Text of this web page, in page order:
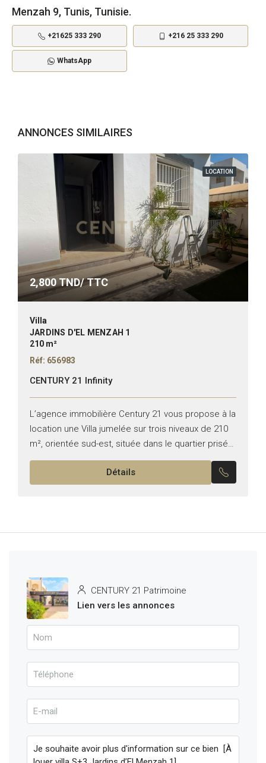
Menzah 9, Tunis, Tunisie.
+21625 333 290 +216 25 333 290
WhatsApp
ANNONCES SIMILAIRES
LOCATION
2,800TND/ TTC
Villa
JARDINS D'EL MENZAH 1
210 m²
Réf: 656983
CENTURY 21 Infinity
L’agence immobilière Century 21 vous propose à la
location une Villa jumelée sur trois niveaux de 210
m², orientée sud-est, située dans le quartier prisé
des Jardins d’El Menzah 1 *Composition: au...
Détails
CENTURY 21 Patrimoine
Lien vers les annonces